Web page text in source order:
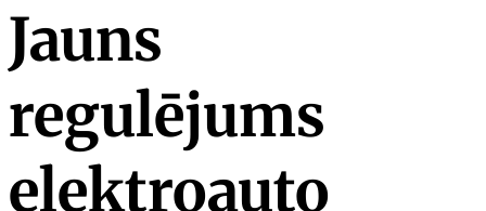
Jauns
regulējums
elektroauto